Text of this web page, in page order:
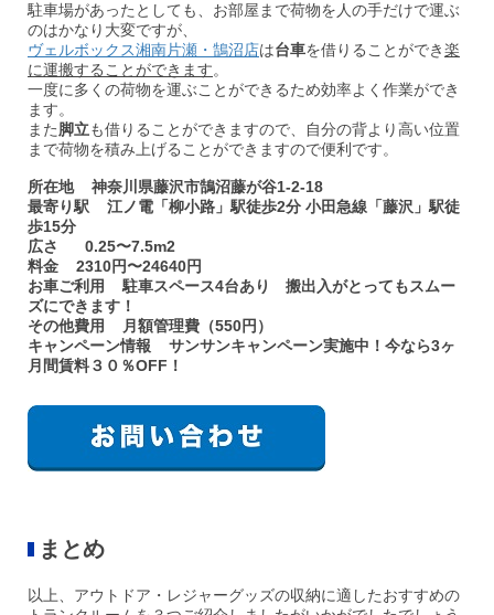
駐車場があったとしても、お部屋まで荷物を人の手だけで運ぶ
のはかなり大変ですが、
ヴェルボックス湘南片瀬・鵠沼店は台車を借りることができ楽
に運搬することができます。
一度に多くの荷物を運ぶことができるため効率よく作業ができ
ます。
また脚立も借りることができますので、自分の背より高い位置
まで荷物を積み上げることができますので便利です。
所在地 神奈川県藤沢市鵠沼藤が谷1-2-18
最寄り駅 江ノ電「柳小路」駅徒歩2分 小田急線「藤沢」駅徒
歩15分
広さ 0.25〜7.5m2
料金 2310円〜24640円
お車ご利用 駐車スペース4台あり 搬出入がとってもスムー
ズにできます！
その他費用 月額管理費（550円）
キャンペーン情報 サンサンキャンペーン実施中！今なら3ヶ
月間賃料３０％OFF！
まとめ
以上、アウトドア・レジャーグッズの収納に適したおすすめの